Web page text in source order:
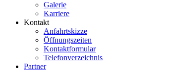
Galerie
Karriere
Kontakt
Anfahrtskizze
Öffnungszeiten
Kontaktformular
Telefonverzeichnis
Partner